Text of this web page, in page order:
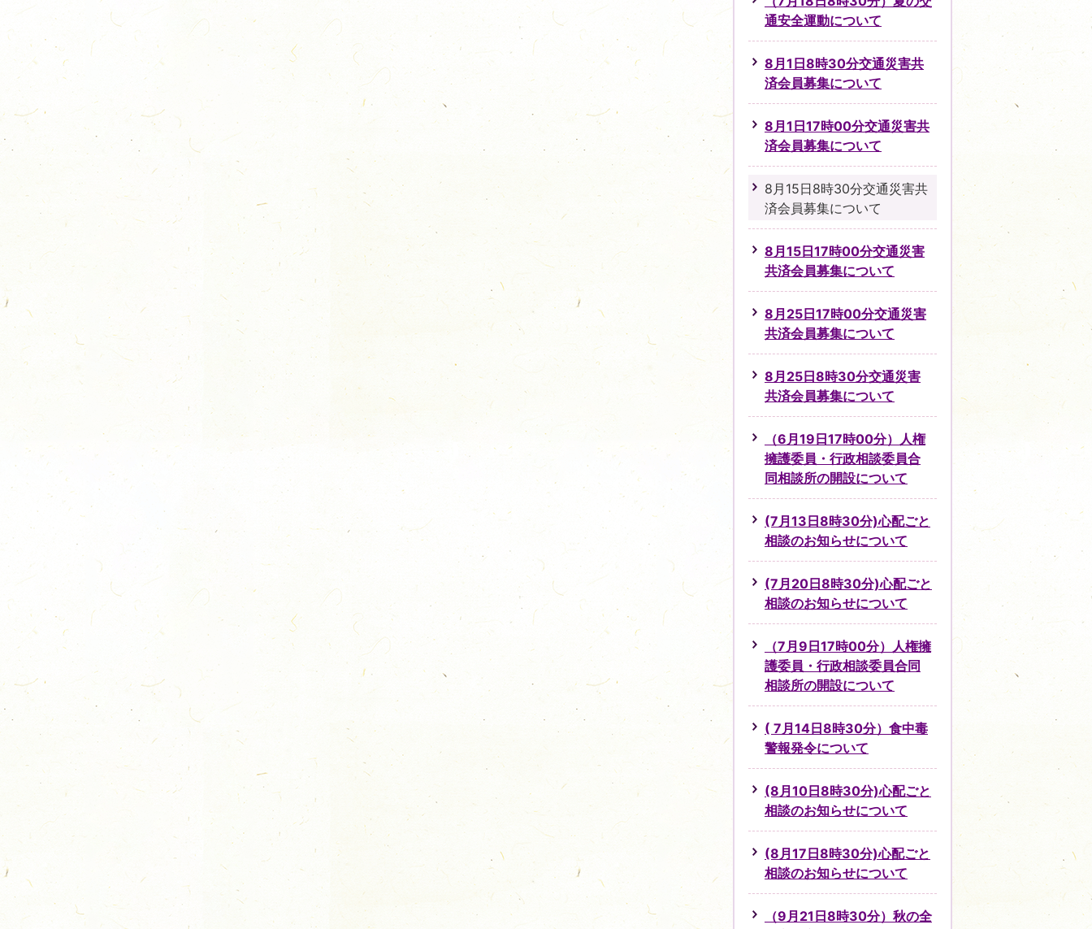
通安全運動について
8月1日8時30分交通災害共
済会員募集について
8月1日17時00分交通災害共
済会員募集について
8月15日8時30分交通災害共
済会員募集について
8月15日17時00分交通災害
共済会員募集について
8月25日17時00分交通災害
共済会員募集について
8月25日8時30分交通災害
共済会員募集について
（6月19日17時00分）人権
擁護委員・行政相談委員合
同相談所の開設について
(7月13日8時30分)心配ごと
相談のお知らせについて
(7月20日8時30分)心配ごと
相談のお知らせについて
（7月9日17時00分）人権擁
護委員・行政相談委員合同
相談所の開設について
( 7月14日8時30分）食中毒
警報発令について
(8月10日8時30分)心配ごと
相談のお知らせについて
(8月17日8時30分)心配ごと
相談のお知らせについて
（9月21日8時30分）秋の全